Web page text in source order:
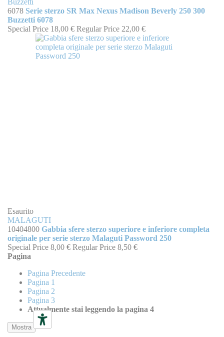
6078 Serie sterzo SR Max Nexus Madison Beverly 250 300
Buzzetti 6078
Special Price 18,00 € Regular Price 22,00 €
Esaurito
MALAGUTI
10404800 Gabbia sfere sterzo superiore e inferiore completa
originale per serie sterzo Malaguti Password 250
Special Price 8,00 € Regular Price 8,50 €
Pagina
Pagina Precedente
Pagina 1
Pagina 2
Pagina 3
Attualmente stai leggendo la pagina 4
Mostra